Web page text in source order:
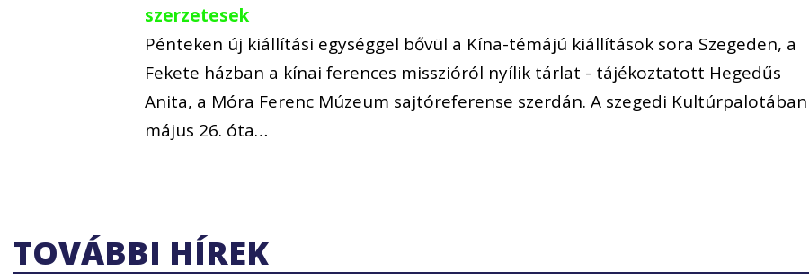
szerzetesek
Pénteken új kiállítási egységgel bővül a Kína-témájú kiállítások sora Szegeden, a
Fekete házban a kínai ferences misszióról nyílik tárlat - tájékoztatott Hegedűs
Anita, a Móra Ferenc Múzeum sajtóreferense szerdán. A szegedi Kultúrpalotában
május 26. óta…
TOVÁBBI HÍREK